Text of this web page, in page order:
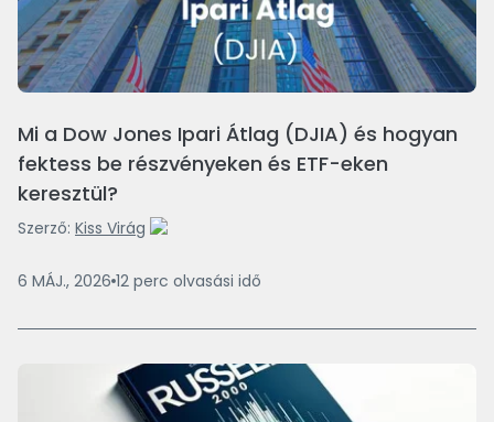
Mi a Dow Jones Ipari Átlag (DJIA) és hogyan
fektess be részvényeken és ETF-eken
keresztül?
Szerző: Kiss Virág
6 MÁJ., 2026 12 perc olvasási idő